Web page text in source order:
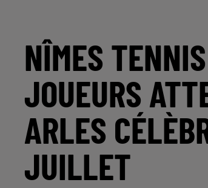
NÎMES
JOUEURS
ARLES
JUILLET